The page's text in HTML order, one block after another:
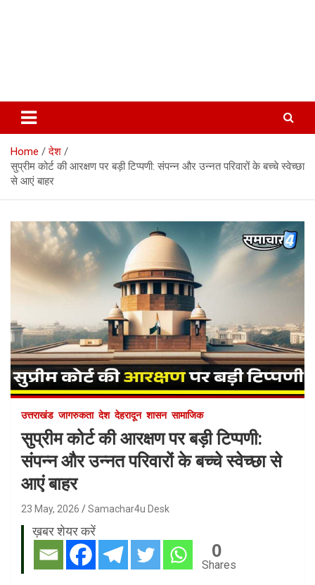
Home
देश
सुप्रीम कोर्ट की आरक्षण पर बड़ी टिप्पणी: संपन्न और उन्नत परिवारों के बच्चे स्वेच्छा
से आएं बाहर
उत्तराखंड जागरुकता देश देहरादून शासन सामाजिक
सुप्रीम कोर्ट की आरक्षण पर बड़ी टिप्पणी:
संपन्न और उन्नत परिवारों के बच्चे स्वेच्छा से
आएं बाहर
23 May, 2026 Samachar4u Desk
ख़बर शेयर करें
0
Shares